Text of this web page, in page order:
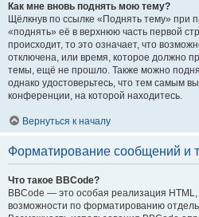
Как мне вновь поднять мою тему?
Щёлкнув по ссылке «Поднять тему» при
«поднять» её в верхнюю часть первой
происходит, то это означает, что
отключена, или время, которое должно
темы, ещё не прошло. Также можно
однако удостоверьтесь, что тем самым
конференции, на которой находитесь.
Вернуться к началу
Форматирование сообщений и
Что такое BBCode?
BBCode — это особая реализация
возможности по форматированию